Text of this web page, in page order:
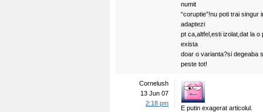
numit
“coruptie”!nu poti trai
adaptezi
pt ca,altfel,esti izolat,dat la
exista
doar o varianta?si degeaba
peste tot!
Cornelush
13 Jun 07
2:18 pm
E putin exagerat articolul.